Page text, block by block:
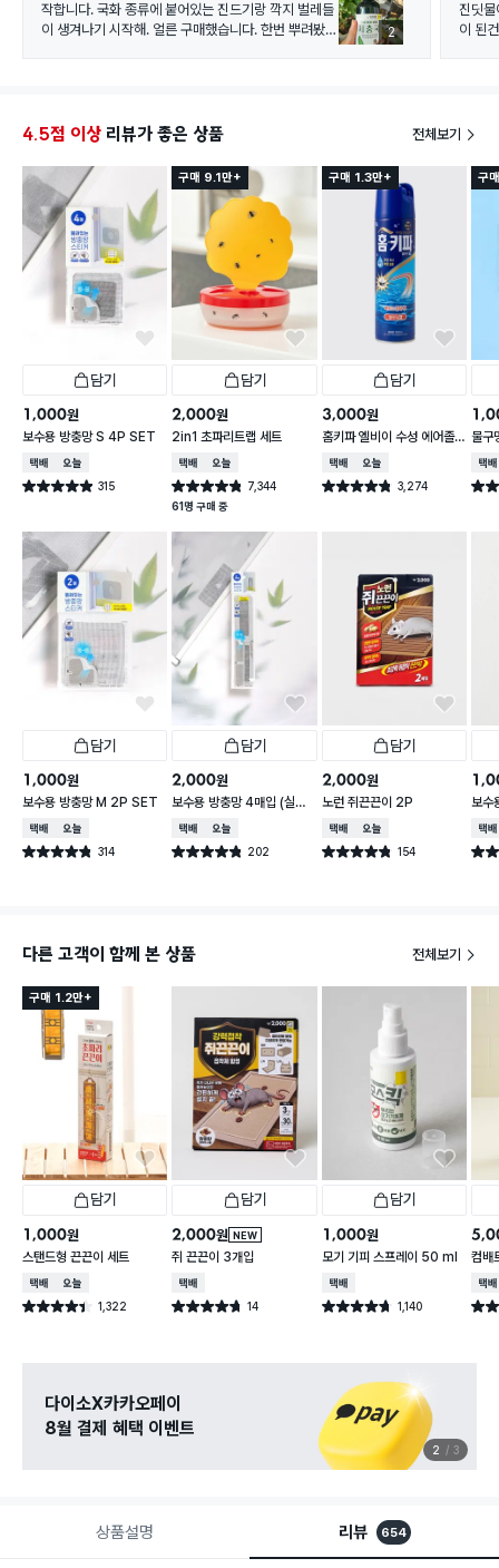
작합니다. 국화 종류에 붙어있는 진드기랑 깍지 벌레들
이 생겨나기 시작해. 얼른 구매했습니다. 한번 뿌려봤는
2
진딧
이 된
4.5점 이상 리뷰가 좋은 상품 전체보기
담기
1,000원
보수용 방충망 S 4P SET
택배배송오늘배송
별점 4.9점 315
건 작성
구매 9.1만+
담기
2,000원
2in1 초파리트랩 세트
택배배송오늘배송
별점 4.8점 7,344
건 작성
61명 구매 중
구매 1.3만+
담기
3,000원
홈키파 엘비이 수성 에어졸
500 ml
택배배송오늘배송
별점 4.8점 3,274
건 작성
구
물구
택배
별점
담기
1,000원
보수용 방충망 M 2P SET
택배배송오늘배송
별점 4.8점 314
건 작성
담기
2,000원
보수용 방충망 4매입 (실속
형)
택배배송오늘배송
별점 4.8점 202
건 작성
담기
2,000원
노런 쥐끈끈이 2P
택배배송오늘배송
별점 4.8점 154
건 작성
보수
cm
택배
별점
다른 고객이 함께 본 상품 전체보기
구매 1.2만+
담기
1,000원
스탠드형 끈끈이 세트
택배배송오늘배송
별점 4.4점 1,322
건 작성
담기
NEW
2,000원
쥐 끈끈이 3개입
택배배송
별점 4.7점 14
건 작성
담기
1,000원
모기 기피 스프레이 50 ml
택배배송
별점 4.7점 1,140
건 작성
컴배
택배
별점
관심 있는 신상 입고
무료로 알림 받기
3 3
상품설명 리뷰 654